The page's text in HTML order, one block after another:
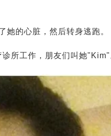
她的心脏，然后转身逃跑。
所工作，朋友们叫她"Kim"